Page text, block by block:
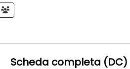
Scheda completa (DC)